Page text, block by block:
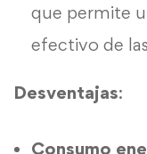
que permite
efectivo de
Desventajas:
Consumo